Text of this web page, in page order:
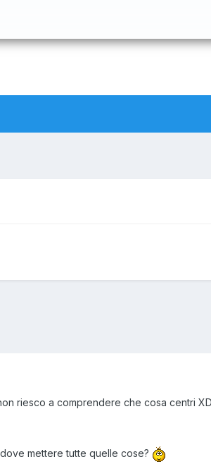
riesco a comprendere che cosa centri XD
mettere tutte quelle cose?